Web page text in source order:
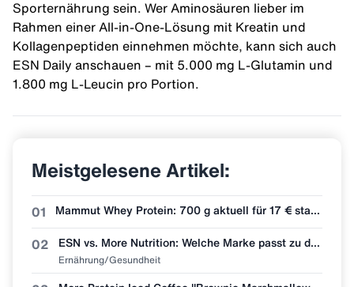
Sporternährung sein. Wer Aminosäuren lieber im
Rahmen einer All-in-One-Lösung mit Kreatin und
Kollagenpeptiden einnehmen möchte, kann sich auch
ESN Daily anschauen – mit 5.000 mg L-Glutamin und
1.800 mg L-Leucin pro Portion.
Meistgelesene Artikel:
01 Mammut Whey Protein: 700 g aktuell für 17 € statt 30 €
02 ESN vs. More Nutrition: Welche Marke passt zu dir?
Ernährung/Gesundheit